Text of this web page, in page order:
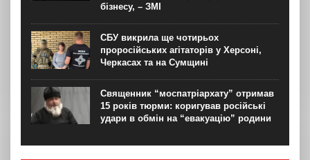
бізнесу, – ЗМІ
СБУ викрила ще чотирьох
проросійських агітаторів у Херсоні,
Черкасах та на Сумщині
Священник “моспатріархату” отримав
15 років тюрми: коригував російські
удари в обмін на “евакуацію” родини